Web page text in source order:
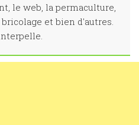
le web, la permaculture,
et bien d'autres.